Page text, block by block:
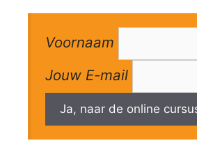
Voornaam
Jouw E-mail
Ja, naar de online